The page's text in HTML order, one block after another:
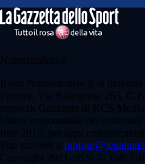
Numericalcio.it
Il sito Numericalcio.it di titolarità
Firenze, Via Bolognese 263,
network Gazzanet di RCS
Unico responsabile dei
four 2013; per ogni
Sito scrivere a
Copyright 2021-2026 © Tutti i